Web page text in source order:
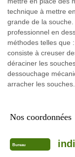
technique à mettre
grande de la
professionnel en
méthodes telles que
consiste à creuser
déraciner les
dessouchage
arracher les
Nos coordonnées
Bureau